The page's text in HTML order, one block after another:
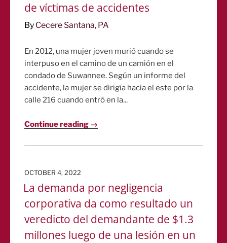
de víctimas de accidentes
By Cecere Santana, PA
En 2012, una mujer joven murió cuando se
interpuso en el camino de un camión en el
condado de Suwannee. Según un informe del
accidente, la mujer se dirigía hacia el este por la
calle 216 cuando entró en la...
Continue reading →
POSTED
OCTOBER 4, 2022
La demanda por negligencia
corporativa da como resultado un
veredicto del demandante de $1.3
millones luego de una lesión en un